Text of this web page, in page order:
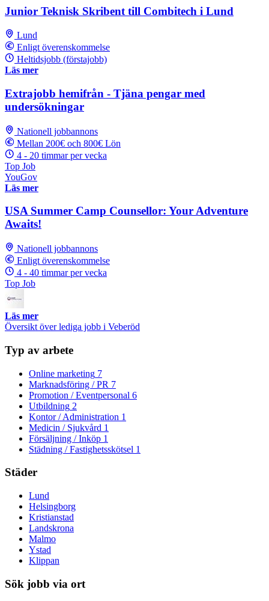
Junior Teknisk Skribent till Combitech i Lund
Lund
Enligt överenskommelse
Heltidsjobb (förstajobb)
Läs mer
Extrajobb hemifrån - Tjäna pengar med
undersökningar
Nationell jobbannons
Mellan 200€ och 800€ Lön
4 - 20 timmar per vecka
Top Job
YouGov
Läs mer
USA Summer Camp Counsellor: Your Adventure
Awaits!
Nationell jobbannons
Enligt överenskommelse
4 - 40 timmar per vecka
Top Job
Läs mer
Översikt över lediga jobb i Veberöd
Typ av arbete
Online marketing 7
Marknadsföring / PR 7
Promotion / Eventpersonal 6
Utbildning 2
Kontor / Administration 1
Medicin / Sjukvård 1
Försäljning / Inköp 1
Städning / Fastighetsskötsel 1
Städer
Lund
Helsingborg
Kristianstad
Landskrona
Malmo
Ystad
Klippan
Sök jobb via ort